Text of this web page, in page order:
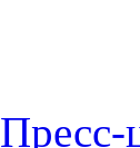
Пресс-